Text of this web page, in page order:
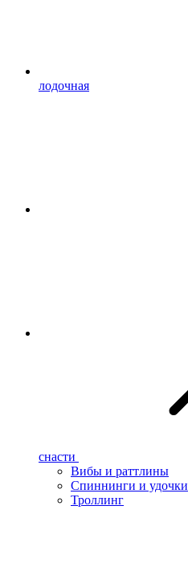
лодочная
снасти
Вибы и раттлины
Спиннинги и удочки
Троллинг